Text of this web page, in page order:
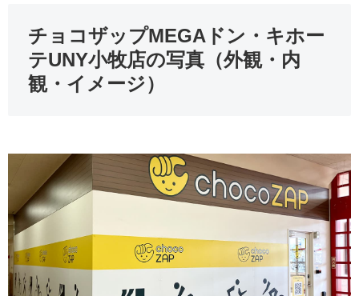
チョコザップMEGAドン・キホー
テUNY小牧店の写真（外観・内
観・イメージ）